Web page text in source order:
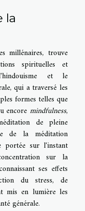
la
millénaires, trouve
spirituelles et
et le
qui a traversé les
formes telles que
encore mindfulness,
de pleine
de la méditation
portée sur l'instant
sur la
ses effets
du stress, de
mis en lumière les
générale.